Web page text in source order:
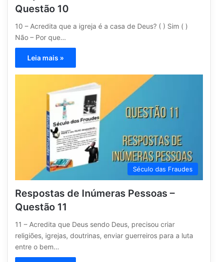
Questão 10
10 – Acredita que a igreja é a casa de Deus? ( ) Sim ( )
Não – Por que…
Leia mais »
Século das Fraudes
Respostas de Inúmeras Pessoas –
Questão 11
11 – Acredita que Deus sendo Deus, precisou criar
religiões, igrejas, doutrinas, enviar guerreiros para a luta
entre o bem…